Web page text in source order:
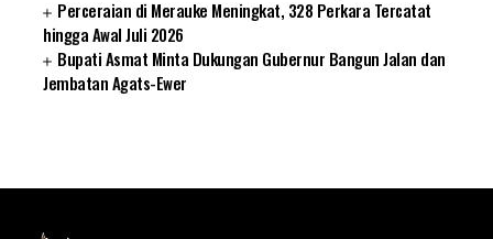
Perceraian di Merauke Meningkat, 328 Perkara Tercatat
hingga Awal Juli 2026
Bupati Asmat Minta Dukungan Gubernur Bangun Jalan dan
Jembatan Agats-Ewer